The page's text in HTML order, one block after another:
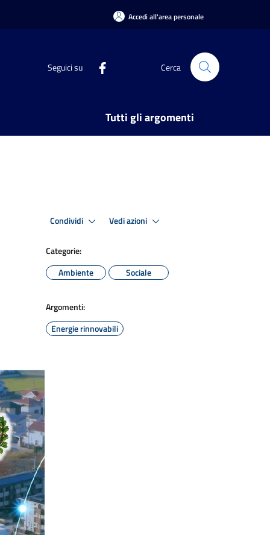
Accedi all'area personale
Seguici su Cerca
Tutti gli argomenti
Condividi Vedi azioni
Categorie:
Ambiente
Sociale
Argomenti:
Energie rinnovabili